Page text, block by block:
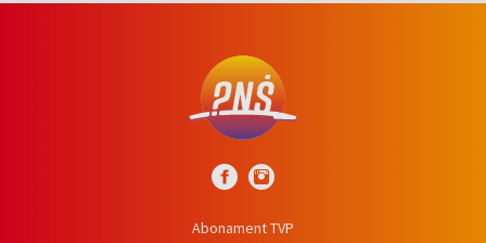
Abonament TVP